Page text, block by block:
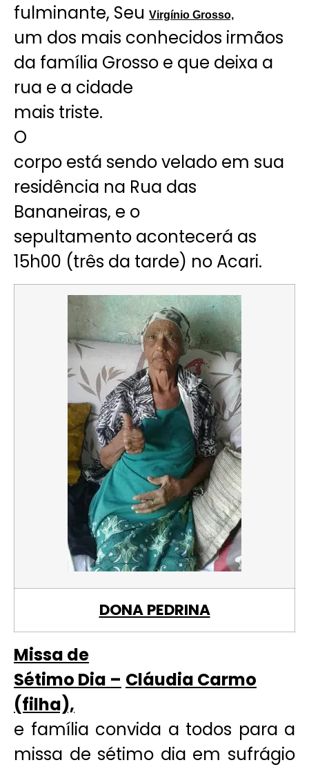
fulminante, Seu Virgínio Grosso,
um dos mais conhecidos irmãos
da família Grosso e que deixa a
rua e a cidade
mais triste.
O
corpo está sendo velado em sua
residência na Rua das
Bananeiras, e o
sepultamento acontecerá as
15h00 (três da tarde) no Acari.
DONA PEDRINA
Missa de
Sétimo Dia – Cláudia Carmo
(filha),
e família convida a todos para a
missa de sétimo dia em sufrágio